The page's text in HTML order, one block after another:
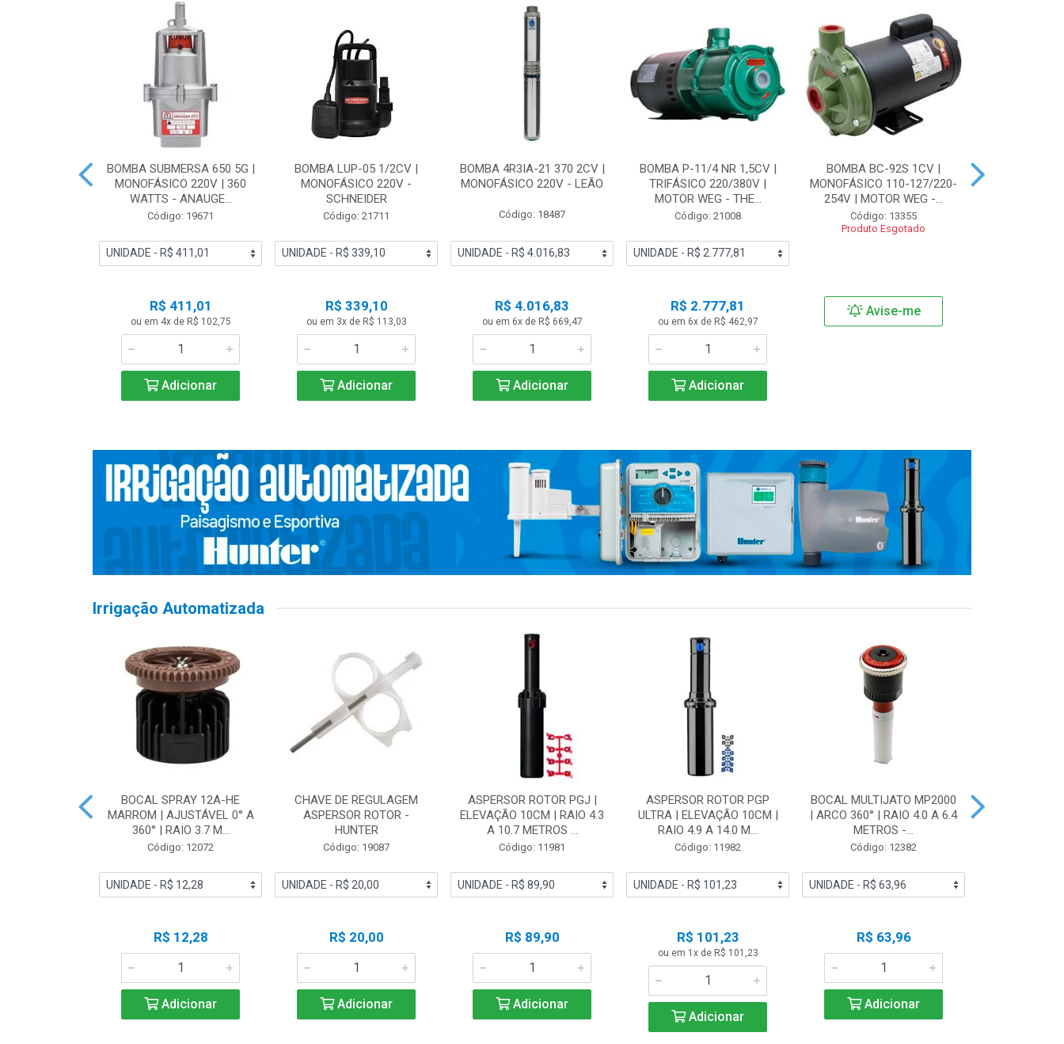
BOMBA SUBMERSA 650 5G |
MONOFÁSICO 220V | 360
WATTS - ANAUGE...
Código: 19671
R$ 411,01
ou em 4x de R$ 102,75
Adicionar
BOMBA LUP-05 1/2CV |
MONOFÁSICO 220V -
SCHNEIDER
Código: 21711
R$ 339,10
ou em 3x de R$ 113,03
Adicionar
BOMBA 4R3IA-21 370 2CV |
MONOFÁSICO 220V - LEÃO
Código: 18487
R$ 4.016,83
ou em 6x de R$ 669,47
Adicionar
BOMBA P-11/4 NR 1,5CV |
TRIFÁSICO 220/380V |
MOTOR WEG - THE...
Código: 21008
R$ 2.777,81
ou em 6x de R$ 462,97
Adicionar
BOMBA BC-92S 1CV |
MONOFÁSICO 110-127/220-
254V | MOTOR WEG -...
Código: 13355
Produto Esgotado
Avise-me
Irrigação Automatizada
BOCAL SPRAY 12A-HE
MARROM | AJUSTÁVEL 0° A
360° | RAIO 3.7 M...
Código: 12072
R$ 12,28
Adicionar
CHAVE DE REGULAGEM
ASPERSOR ROTOR -
HUNTER
Código: 19087
R$ 20,00
Adicionar
ASPERSOR ROTOR PGJ |
ELEVAÇÃO 10CM | RAIO 4.3
A 10.7 METROS ...
Código: 11981
R$ 89,90
Adicionar
ASPERSOR ROTOR PGP
ULTRA | ELEVAÇÃO 10CM |
RAIO 4.9 A 14.0 M...
Código: 11982
R$ 101,23
ou em 1x de R$ 101,23
Adicionar
BOCAL MULTIJATO MP2000
| ARCO 360° | RAIO 4.0 A 6.4
METROS -...
Código: 12382
R$ 63,96
Adicionar